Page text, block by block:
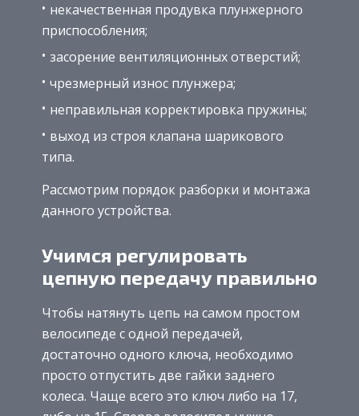
некачественная продувка плунжерного
приспособления;
засорение вентиляционных отверстий;
чрезмерный износ плунжера;
неправильная корректировка пружины;
выход из строя клапана шарикового
типа.
Рассмотрим порядок разборки и монтажа
данного устройства.
Учимся регулировать
цепную передачу правильно
Чтобы натянуть цепь на самом простом
велосипеде с одной передачей,
достаточно одного ключа, необходимо
просто отпустить две гайки заднего
колеса. Чаще всего это ключ либо на 17,